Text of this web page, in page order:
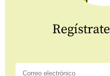
Regístrate